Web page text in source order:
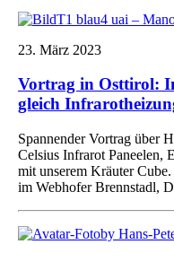
23. März 2023
Vortrag in Osttirol:
gleich
Spannender Vortrag über
Celsius Infrarot Paneelen,
mit unserem Kräuter
im Webhofer Brennstadl,
by Hans-